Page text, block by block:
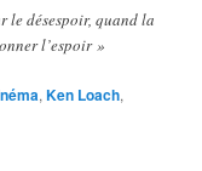
le désespoir, quand la
l’espoir »
,Ken Loach,